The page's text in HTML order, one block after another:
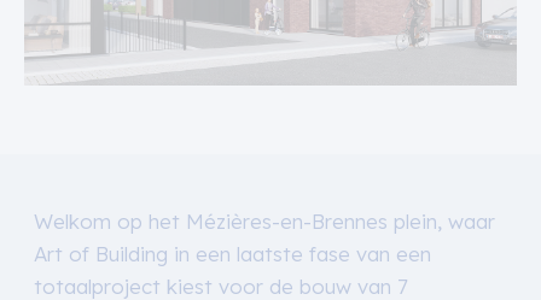
Welkom op het Mézières-en-Brennes plein, waar
Art of Building in een laatste fase van een
totaalproject kiest voor de bouw van 7